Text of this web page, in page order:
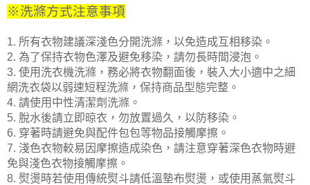
※洗滌方式注意事項
1. 所有衣物建議深淺色分開洗滌，以免造成互相移染。
2. 為了保持衣物色澤及避免移染，請勿長時間浸泡。
3. 使用洗衣機洗滌，務必將衣物翻面後，裝入大小適中之細
網洗衣袋以弱速短程洗滌，保持商品型態完整。
4. 請使用中性清潔劑洗滌。
5. 脫水後請立即晾衣，勿放置過久，以防移染。
6. 穿著時請避免與配件包包等物品接觸摩擦。
7. 淺色衣物較易因摩擦造成染色，請注意穿著深色衣物時避
免與淺色衣物接觸摩擦。
8. 熨燙時若使用傳統熨斗請低溫墊布熨燙，或使用蒸氣熨斗